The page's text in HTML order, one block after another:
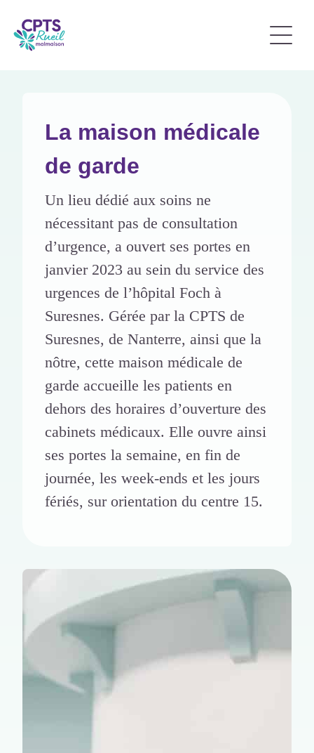
La maison médicale
de garde
Un lieu dédié aux soins ne
nécessitant pas de consultation
d’urgence, a ouvert ses portes en
janvier 2023 au sein du service des
urgences de l’hôpital Foch à
Suresnes. Gérée par la CPTS de
Suresnes, de Nanterre, ainsi que la
nôtre, cette maison médicale de
garde accueille les patients en
dehors des horaires d’ouverture des
cabinets médicaux. Elle ouvre ainsi
ses portes la semaine, en fin de
journée, les week-ends et les jours
fériés, sur orientation du centre 15.